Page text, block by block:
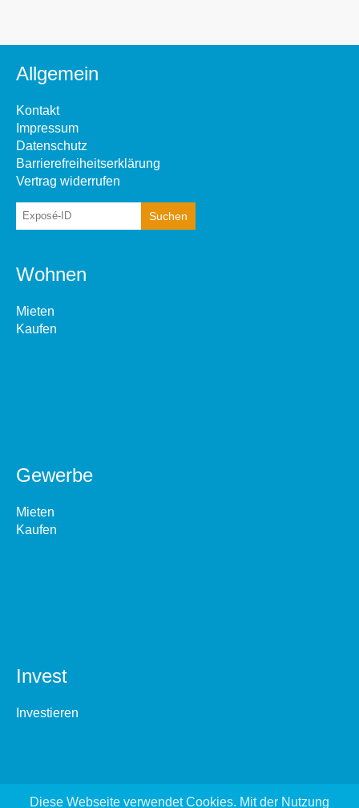
Allgemein
Kontakt
Impressum
Datenschutz
Barrierefreiheitserklärung
Vertrag widerrufen
Wohnen
Mieten
Kaufen
Gewerbe
Mieten
Kaufen
Invest
Investieren
Diese Webseite verwendet Cookies. Mit der Nutzung